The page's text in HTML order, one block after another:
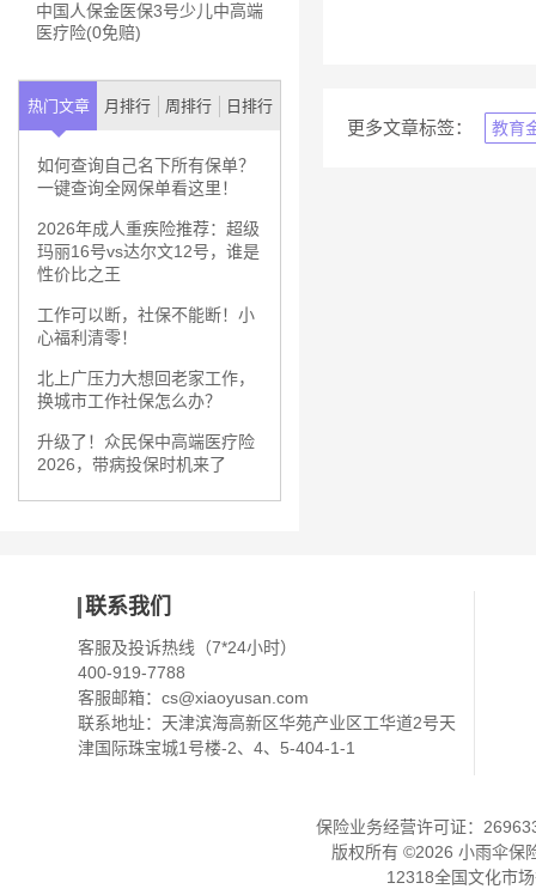
中国人保金医保3号少儿中高端
医疗险(0免赔)
热门文章 月排行 周排行 日排行
如何查询自己名下所有保单？
一键查询全网保单看这里！
2026年成人重疾险推荐：超级
玛丽16号vs达尔文12号，谁是
性价比之王
工作可以断，社保不能断！小
心福利清零！
北上广压力大想回老家工作，
换城市工作社保怎么办？
升级了！众民保中高端医疗险
2026，带病投保时机来了
更多文章标签： 教育
联系我们
客服及投诉热线（7*24小时）
400-919-7788
客服邮箱： cs@xiaoyusan.com
联系地址：天津滨海高新区华苑产业区工华道2号天
津国际珠宝城1号楼-2、4、5-404-1-1
保险业务经营许可证：
版权所有 ©2026 小雨伞保
12318全国文化市